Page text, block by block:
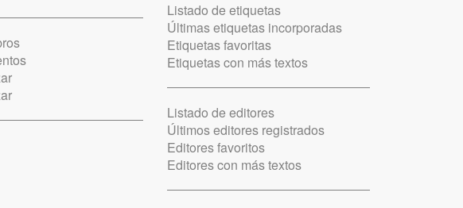
Listado de etiquetas
Últimas etiquetas incorporadas
Etiquetas favoritas
Etiquetas con más textos
Listado de editores
Últimos editores registrados
Editores favoritos
Editores con más textos